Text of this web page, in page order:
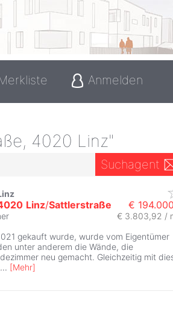
Anmelden
4020 Linz"
Suchagent
Linz/Sattlerstraße €
€ 3.803,92 /
gekauft wurde, wurde vom Eigentümer
unter anderem die Wände, die
neu gemacht. Gleichzeitig mit
... [Mehr]